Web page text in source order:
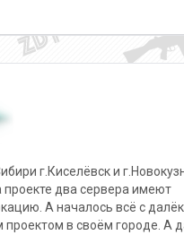
г.Киселёвск и
два сервера имеют
А началось всё с
в своём городе. А